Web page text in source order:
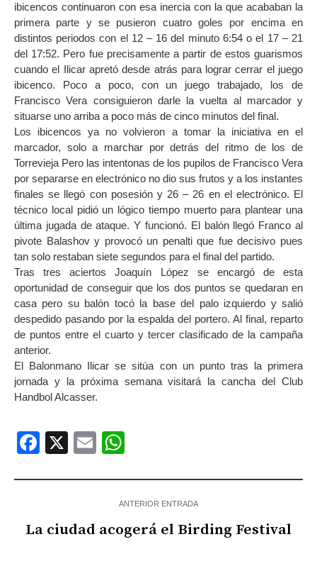
ibicencos continuaron con esa inercia con la que acababan la
primera parte y se pusieron cuatro goles por encima en
distintos periodos con el 12 – 16 del minuto 6:54 o el 17 – 21
del 17:52. Pero fue precisamente a partir de estos guarismos
cuando el Ilicar apretó desde atrás para lograr cerrar el juego
ibicenco. Poco a poco, con un juego trabajado, los de
Francisco Vera consiguieron darle la vuelta al marcador y
situarse uno arriba a poco más de cinco minutos del final.
Los ibicencos ya no volvieron a tomar la iniciativa en el
marcador, solo a marchar por detrás del ritmo de los de
Torrevieja Pero las intentonas de los pupilos de Francisco Vera
por separarse en electrónico no dio sus frutos y a los instantes
finales se llegó con posesión y 26 – 26 en el electrónico. El
técnico local pidió un lógico tiempo muerto para plantear una
última jugada de ataque. Y funcionó. El balón llegó Franco al
pivote Balashov y provocó un penalti que fue decisivo pues
tan solo restaban siete segundos para el final del partido.
Tras tres aciertos Joaquín López se encargó de esta
oportunidad de conseguir que los dos puntos se quedaran en
casa pero su balón tocó la base del palo izquierdo y salió
despedido pasando por la espalda del portero. Al final, reparto
de puntos entre el cuarto y tercer clasificado de la campaña
anterior.
El Balonmano Ilicar se sitúa con un punto tras la primera
jornada y la próxima semana visitará la cancha del Club
Handbol Alcasser.
Facebook
X Email
ANTERIOR ENTRADA
La ciudad acogerá el Birding Festival